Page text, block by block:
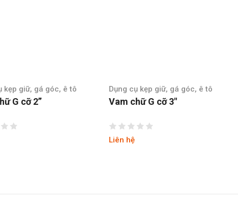
kẹp giữ, gá góc, ê tô
G cỡ 3″
Dụng cụ kẹp giữ, gá góc, ê tô
Vam chữ G cỡ 5″
Liên hệ